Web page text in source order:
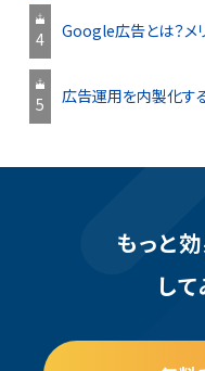
4 Google広告とは？メ
5 広告運用を内製化す
もっと
し